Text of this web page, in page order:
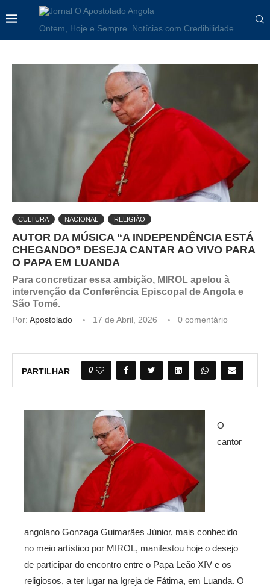
Ontem, Hoje e Sempre. Notícias com Credibilidade
CULTURA NACIONAL RELIGIÃO
AUTOR DA MÚSICA “A INDEPENDÊNCIA ESTÁ
CHEGANDO” DESEJA CANTAR AO VIVO PARA
O PAPA EM LUANDA
Para concretizar essa ambição, MIROL apelou à
intervenção da Conferência Episcopal de Angola e
São Tomé.
Por: Apostolado 17 de Abril, 2026 0 comentário
PARTILHAR 0
O
cantor
angolano Gonzaga Guimarães Júnior, mais conhecido
no meio artístico por MIROL, manifestou hoje o desejo
de participar do encontro entre o Papa Leão XIV e os
religiosos, a ter lugar na Igreja de Fátima, em Luanda. O